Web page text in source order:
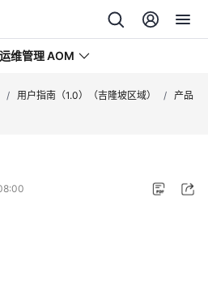
维管理 AOM
/ 用户指南（1.0）（吉隆坡区域） / 产品